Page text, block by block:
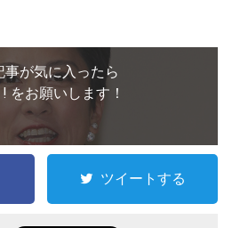
事が気に入ったら
をお願いします！
ツイートする